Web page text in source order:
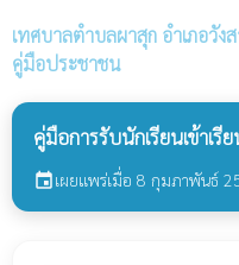
เทศบาลตำบลผาสุก อำเภอวั
คู่มือประชาชน
คู่มือการรับนักเรียนเข้าเ
eventเผยแพร่เมื่อ 8 กุมภาพันธ์